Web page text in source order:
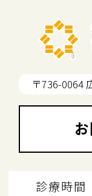
〒736-0064
診療時間